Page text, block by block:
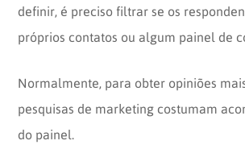
definir, é preciso filtrar se os
próprios contatos ou algum painel de
Normalmente, para obter opiniões
pesquisas de marketing costumam
do painel.